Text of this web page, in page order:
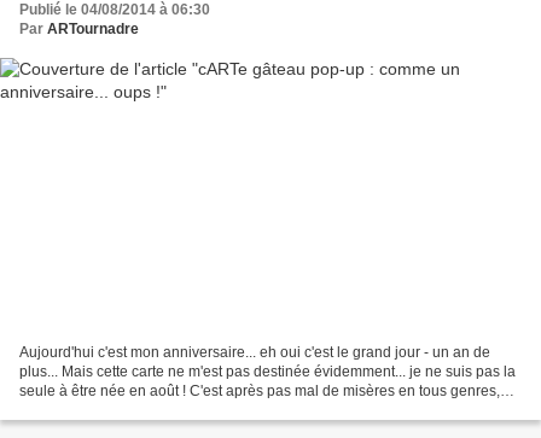
Publié le 04/08/2014 à 06:30
Par ARTournadre
Aujourd'hui c'est mon anniversaire... eh oui c'est le grand jour - un an de
plus... Mais cette carte ne m'est pas destinée évidemment... je ne suis pas la
seule à être née en août ! C'est après pas mal de misères en tous genres,